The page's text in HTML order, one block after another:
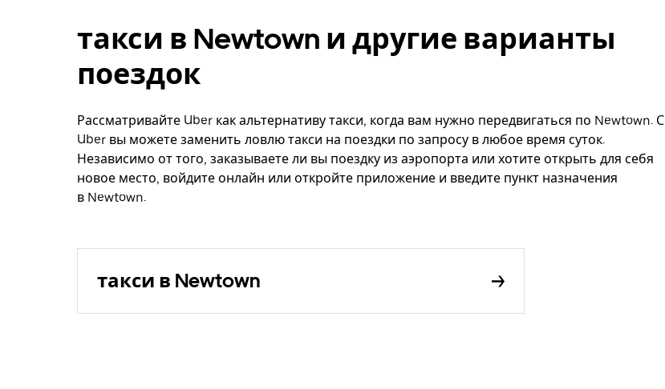
такси в Newtown и другие варианты
поездок
Рассматривайте Uber как альтернативу такси, когда вам нужно передвигаться по Newtown. С
Uber вы можете заменить ловлю такси на поездки по запросу в любое время суток.
Независимо от того, заказываете ли вы поездку из аэропорта или хотите открыть для себя
новое место, войдите онлайн или откройте приложение и введите пункт назначения
в Newtown.
такси в Newtown